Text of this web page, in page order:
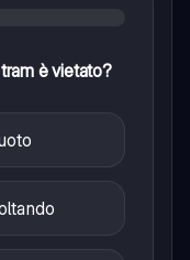
è vietato?